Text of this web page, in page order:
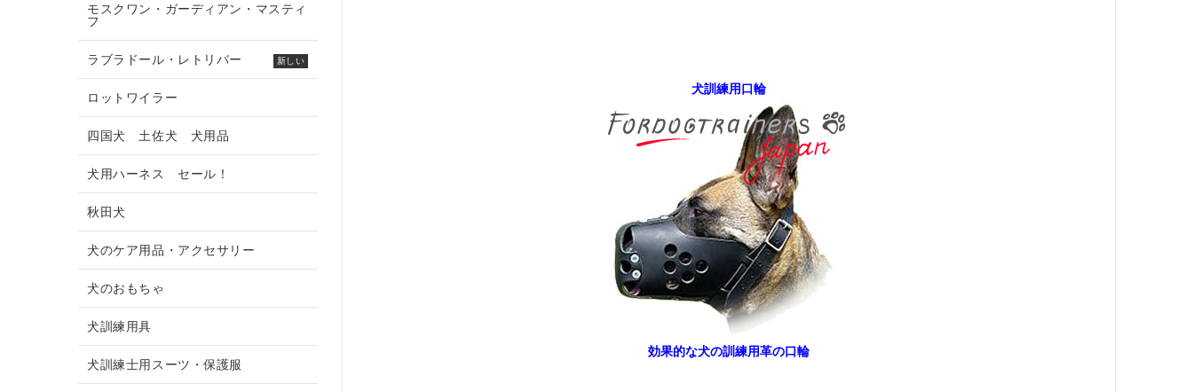
犬訓練用口輪
効果的な犬の訓練用革の口輪
モスクワン・ガーディアン・マスティ
フ
ラブラドール・レトリバー 新しい
ロットワイラー
四国犬 土佐犬 犬用品
犬用ハーネス セール！
秋田犬
犬のケア用品・アクセサリー
犬のおもちゃ
犬訓練用具
犬訓練士用スーツ・保護服